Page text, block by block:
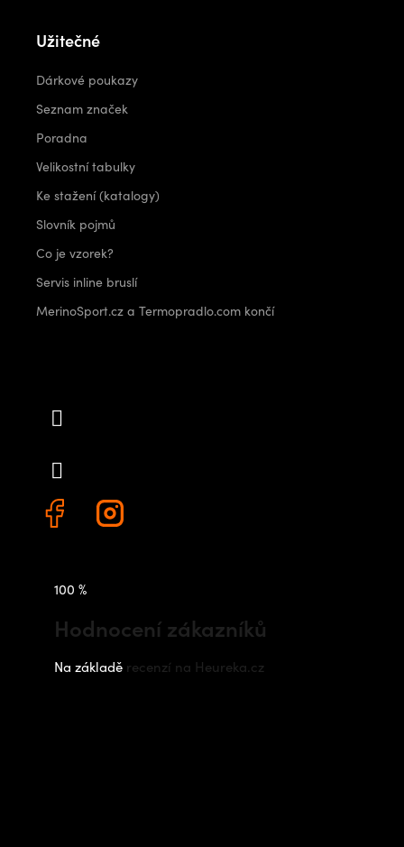
Užitečné
Dárkové poukazy
Seznam značek
Poradna
Velikostní tabulky
Ke stažení (katalogy)
Slovník pojmů
Co je vzorek?
Servis inline bruslí
MerinoSport.cz a Termopradlo.com končí
100 %
Hodnocení zákazníků
Na základě recenzí na Heureka.cz